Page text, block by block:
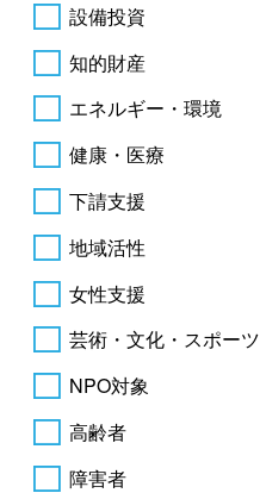
設備投資
知的財産
エネルギー・環境
健康・医療
下請支援
地域活性
女性支援
芸術・文化・スポーツ
NPO対象
高齢者
障害者